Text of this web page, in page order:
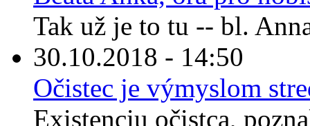
Tak už je to tu -- bl.
30.10.2018 - 14:50
Očistec je výmyslom
Existenciu očistca,